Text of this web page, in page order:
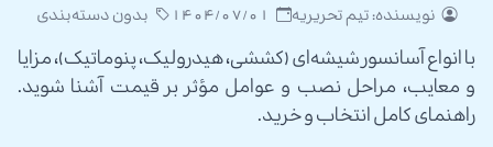
نویسنده: تیم تحریریه بدون دسته‌بندی
با انواع آسانسور شیشه‌ای (کششی، هیدرولیک، پنوماتیک)، مزایا
و معایب، مراحل نصب و عوامل مؤثر بر قیمت آشنا شوید.
راهنمای کامل انتخاب و خرید.